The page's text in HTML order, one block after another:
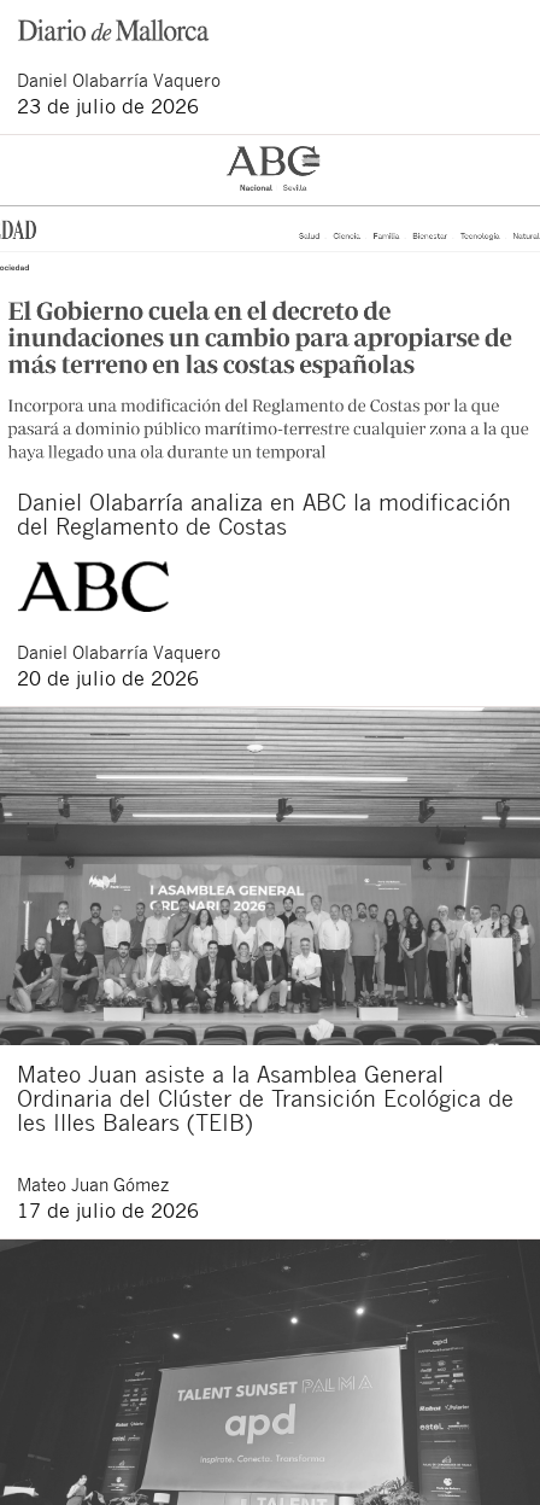
Daniel Olabarría Vaquero
23 de julio de 2026
Daniel Olabarría analiza en ABC la modificación
del Reglamento de Costas
Daniel Olabarría Vaquero
20 de julio de 2026
Mateo Juan asiste a la Asamblea General
Ordinaria del Clúster de Transición Ecológica de
les Illes Balears (TEIB)
Mateo Juan Gómez
17 de julio de 2026